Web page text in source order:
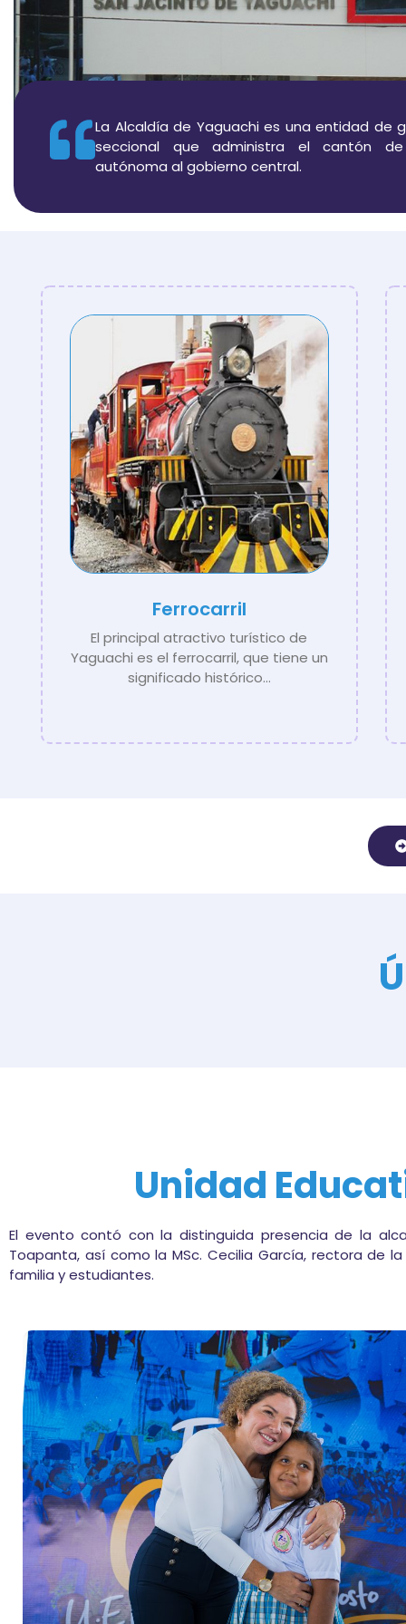
La Alcaldía de Yaguachi es una entidad de
seccional que administra el cantón
autónoma al gobierno central.
Ferrocarril
El principal atractivo turístico de
Yaguachi es el ferrocarril, que tiene un
significado histórico...
Unidad
El evento contó con la distinguida presencia de la
Toapanta, así como la MSc. Cecilia García, rectora de
familia y estudiantes.